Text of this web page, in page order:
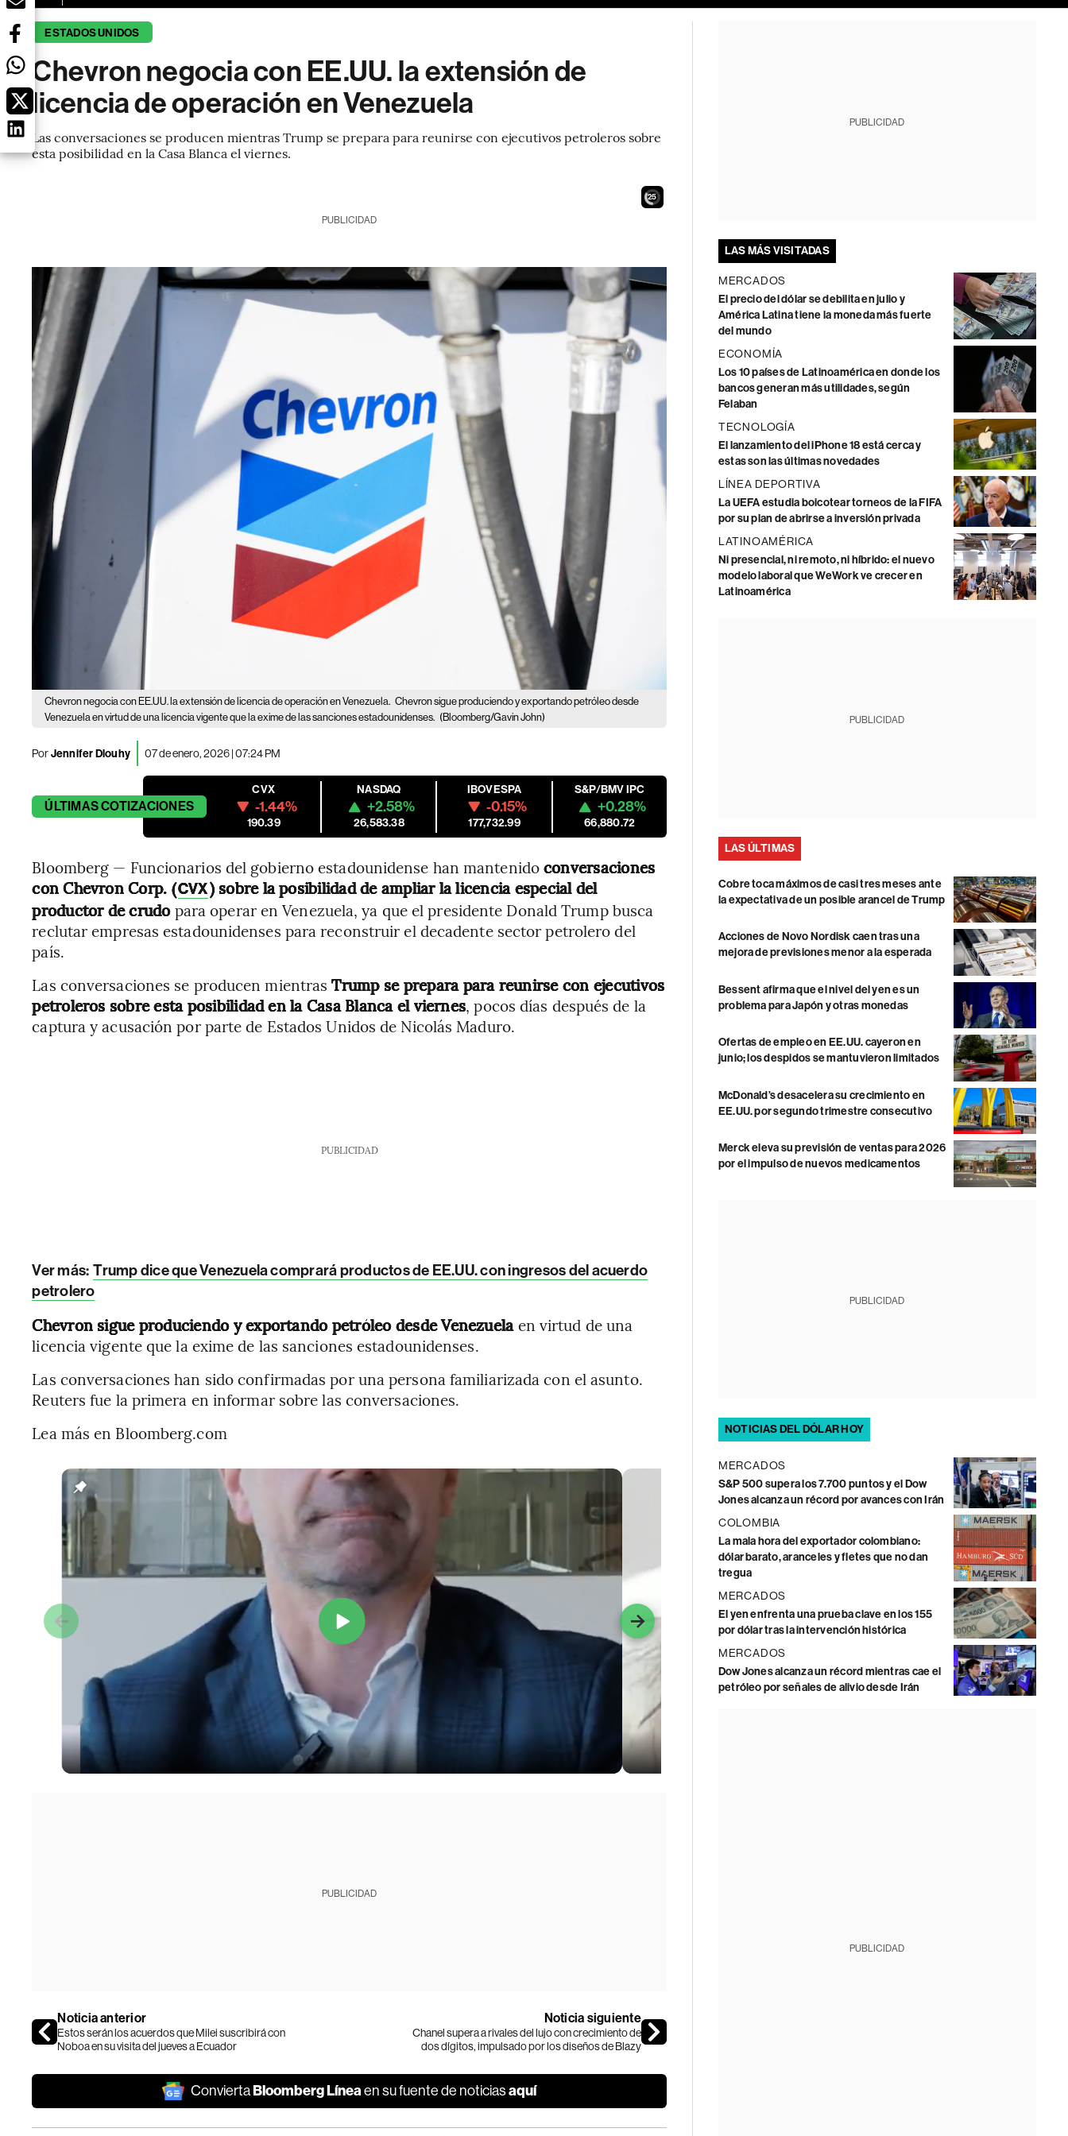
ESTADOS UNIDOS
Chevron negocia con EE.UU. la extensión de
licencia de operación en Venezuela
Las conversaciones se producen mientras Trump se prepara para reunirse con ejecutivos petroleros sobre
esta posibilidad en la Casa Blanca el viernes.
23
PUBLICIDAD
Chevron negocia con EE.UU. la extensión de licencia de operación en Venezuela. Chevron sigue produciendo y exportando petróleo desde
Venezuela en virtud de una licencia vigente que la exime de las sanciones estadounidenses. (Bloomberg/Gavin John)
PorJennifer Dlouhy 07 de enero, 2026 | 07:24 PM
ÚLTIMASCOTIZACIONES
CVX
-1.44%
190.39
NASDAQ
+2.58%
26,583.38
IBOVESPA
-0.15%
177,732.99
S&P/BMV IPC
+0.28%
66,880.72
Bloomberg — Funcionarios del gobierno estadounidense han mantenidoconversaciones
con Chevron Corp. (CVX) sobre la posibilidad de ampliar la licencia especial del
productor de crudopara operar en Venezuela, ya que el presidente Donald Trump busca
reclutar empresas estadounidenses para reconstruir el decadente sector petrolero del
país.
Las conversaciones se producen mientras Trump se prepara para reunirse con ejecutivos
petroleros sobre esta posibilidad en la Casa Blanca el viernes, pocos días después de la
captura y acusación por parte de Estados Unidos de Nicolás Maduro.
PUBLICIDAD
Ver más: Trump dice que Venezuela comprará productos de EE.UU. con ingresos del acuerdo
petrolero
Chevron sigue produciendo y exportando petróleo desde Venezuelaen virtud de una
licencia vigente que la exime de las sanciones estadounidenses.
Las conversaciones han sido confirmadas por una persona familiarizada con el asunto.
Reuters fue la primera en informar sobre las conversaciones.
Lea más en Bloomberg.com
PUBLICIDAD
Noticia anterior
Estos serán los acuerdos que Milei suscribirá con
Noboa en su visita del jueves a Ecuador
Noticia siguiente
Chanel supera a rivales del lujo con crecimiento de
dos dígitos, impulsado por los diseños de Blazy
ConviertaBloomberg Líneaen su fuente de noticiasaquí
PUBLICIDAD
LAS MÁS VISITADAS
MERCADOS
El precio del dólar se debilita en julio y
América Latina tiene la moneda más fuerte
del mundo
ECONOMÍA
Los 10 países de Latinoamérica en donde los
bancos generan más utilidades, según
Felaban
TECNOLOGÍA
El lanzamiento del iPhone 18 está cerca y
estas son las últimas novedades
LÍNEA DEPORTIVA
La UEFA estudia boicotear torneos de la FIFA
por su plan de abrirse a inversión privada
LATINOAMÉRICA
Ni presencial, ni remoto, ni híbrido: el nuevo
modelo laboral que WeWork ve crecer en
Latinoamérica
PUBLICIDAD
LAS ÚLTIMAS
Cobre toca máximos de casi tres meses ante
la expectativa de un posible arancel de Trump
Acciones de Novo Nordisk caen tras una
mejora de previsiones menor a la esperada
Bessent afirma que el nivel del yen es un
problema para Japón y otras monedas
Ofertas de empleo en EE.UU. cayeron en
junio; los despidos se mantuvieron limitados
McDonald’s desacelera su crecimiento en
EE.UU. por segundo trimestre consecutivo
Merck eleva su previsión de ventas para 2026
por el impulso de nuevos medicamentos
PUBLICIDAD
NOTICIAS DEL DÓLAR HOY
MERCADOS
S&P 500 supera los 7.700 puntos y el Dow
Jones alcanza un récord por avances con Irán
COLOMBIA
La mala hora del exportador colombiano:
dólar barato, aranceles y fletes que no dan
tregua
MERCADOS
El yen enfrenta una prueba clave en los 155
por dólar tras la intervención histórica
MERCADOS
Dow Jones alcanza un récord mientras cae el
petróleo por señales de alivio desde Irán
PUBLICIDAD